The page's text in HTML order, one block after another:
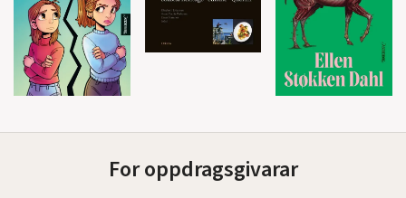
For oppdragsgivarar